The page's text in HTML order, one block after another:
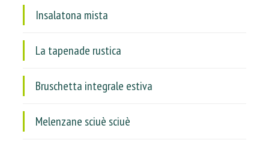
Insalatona mista
La tapenade rustica
Bruschetta integrale estiva
Melenzane sciuè sciuè